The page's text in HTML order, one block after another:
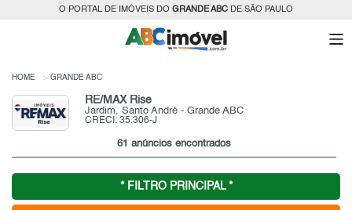
O PORTAL DE IMÓVEIS DO GRANDE ABC DE SÃO PAULO
HOME GRANDE ABC
RE/MAX Rise
Jardim, Santo André - Grande ABC
CRECI: 35.306-J
61 anúncios encontrados
* FILTRO PRINCIPAL *